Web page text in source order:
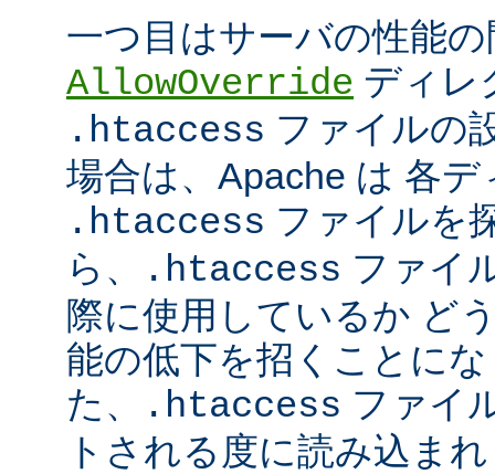
一つ目はサーバの性能
AllowOverride ディレ
.htaccess ファイルの
場合は、Apache は 各
.htaccess ファイルを
ら、
.htaccess ファイ
際に使用しているか ど
能の低下を招くことに
た、
.htaccess ファイ
トされる度に読み込ま